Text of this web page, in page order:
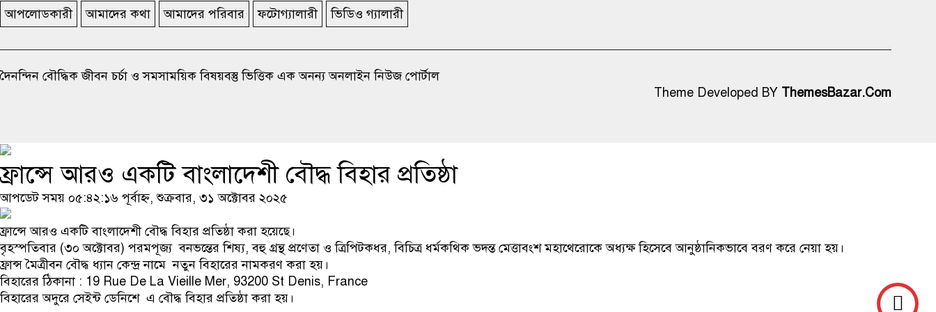
আপলোডকারী আমাদের কথা আমাদের পরিবার ফটোগ্যালারী ভিডিও গ্যালারী
দৈনন্দিন বৌদ্ধিক জীবন চর্চা ও সমসাময়িক বিষয়বস্তু ভিত্তিক এক অনন্য অনলাইন নিউজ পোর্টাল
Theme Developed BY ThemesBazar.Com
ফ্রান্সে আরও একটি বাংলাদেশী বৌদ্ধ বিহার প্রতিষ্ঠা
আপডেট সময় ০৫:৪২:১৬ পূর্বাহ্ন, শুক্রবার, ৩১ অক্টোবর ২০২৫
ফ্রান্সে আরও একটি বাংলাদেশী বৌদ্ধ বিহার প্রতিষ্ঠা করা হয়েছে।
বৃহস্পতিবার (৩০ অক্টোবর) পরমপূজ্য বনভন্তের শিষ্য, বহু গ্রন্থ প্রণেতা ও ত্রিপিটকধর, বিচিত্র ধর্মকথিক ভদন্ত মেত্তাবংশ মহাথেরোকে অধ্যক্ষ হিসেবে আনুষ্ঠানিকভাবে বরণ করে নেয়া হয়।
ফ্রান্স মৈত্রীবন বৌদ্ধ ধ্যান কেন্দ্র নামে নতুন বিহারের নামকরণ করা হয়।
বিহারের ঠিকানা : 19 Rue De La Vieille Mer, 93200 St Denis, France
বিহারের অদুরে সেইন্ট ডেনিশে এ বৌদ্ধ বিহার প্রতিষ্ঠা করা হয়।